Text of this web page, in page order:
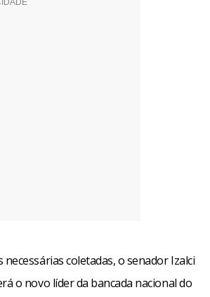
necessárias coletadas, o senador Izalci
o novo líder da bancada nacional do